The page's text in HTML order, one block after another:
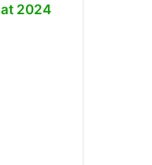
2024